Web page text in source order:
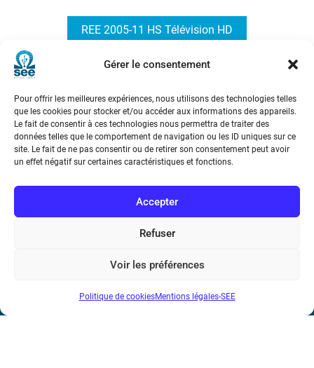
Gérer le consentement
Pour offrir les meilleures expériences, nous utilisons des technologies telles
que les cookies pour stocker et/ou accéder aux informations des appareils.
Le fait de consentir à ces technologies nous permettra de traiter des
données telles que le comportement de navigation ou les ID uniques sur ce
site. Le fait de ne pas consentir ou de retirer son consentement peut avoir
un effet négatif sur certaines caractéristiques et fonctions.
Accepter
Refuser
Voir les préférences
Politique de cookiesMentions légales-SEE
REE 2005-11 HS Télévision HD
Société de l’Electricité, de l’Electronique et des Technologies
17 rue de l’Amiral Hamelin75116 Paris
Métro : « Boissière » Ligne 6 et « Iéna » Ligne 9
Téléphone : (+33) 1 56 90 37 17
N° de SIREN : 785 393 232, Code APE : 9412Z TVA intra-